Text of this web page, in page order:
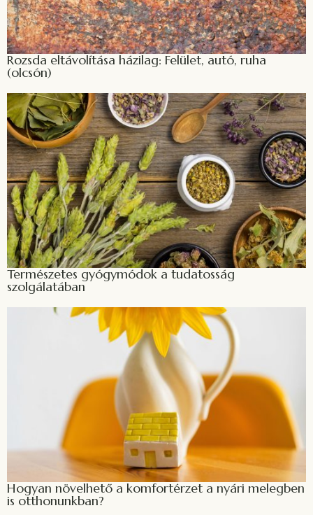
Rozsda eltávolítása házilag: Felület, autó, ruha
(olcsón)
Természetes gyógymódok a tudatosság
szolgálatában
Hogyan növelhető a komfortérzet a nyári melegben
is otthonunkban?